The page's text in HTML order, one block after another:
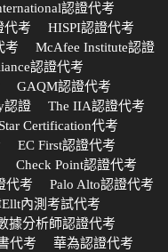
認證代考
代考
HISPI認證代考
考
McAfee Institute認證
認證代考
GAQM認證代考
認證
The IIA認證代考
Star Certification代考
EC First認證代考
Check Point認證代考
代考
Palo Alto認證代考
內測考試代考
據分析師認證代考
代考
華為認證代考